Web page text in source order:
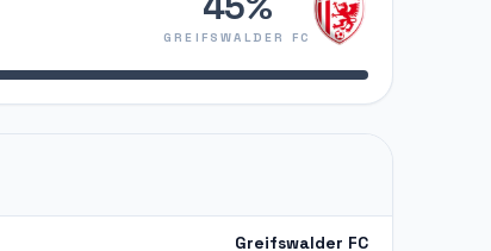
GREIFSWALDER FC
Greifswalder FC